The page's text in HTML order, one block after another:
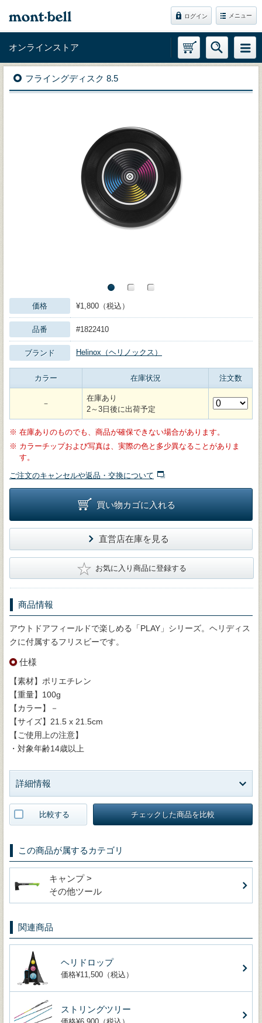
ログイン メニュー
オンラインストア
フライングディスク 8.5
価格 ¥1,800（税込）
品番 #1822410
ブランド Helinox（ヘリノックス）
カラー 在庫状況 注文数
－
在庫あり
2～3日後に出荷予定
※ 在庫ありのものでも、商品が確保できない場合があります。
※ カラーチップおよび写真は、実際の色と多少異なることがありま
す。
ご注文のキャンセルや返品・交換について
買い物カゴに入れる
直営店在庫を見る
★ お気に入り商品に登録する
商品情報
アウトドアフィールドで楽しめる「PLAY」シリーズ。ヘリディス
クに付属するフリスビーです。
仕様
【素材】ポリエチレン
【重量】100g
【カラー】－
【サイズ】21.5 x 21.5cm
【ご使用上の注意】
・対象年齢14歳以上
詳細情報
比較する チェックした商品を比較
この商品が属するカテゴリ
キャンプ >
その他ツール
関連商品
ヘリドロップ
価格¥11,500（税込）
ストリングツリー
価格¥6,900（税込）